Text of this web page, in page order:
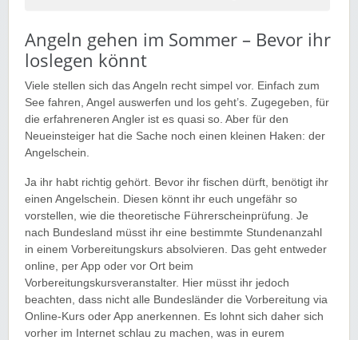
Angeln gehen im Sommer – Bevor ihr
loslegen könnt
Viele stellen sich das Angeln recht simpel vor. Einfach zum
See fahren, Angel auswerfen und los geht’s. Zugegeben, für
die erfahreneren Angler ist es quasi so. Aber für den
Neueinsteiger hat die Sache noch einen kleinen Haken: der
Angelschein.
Ja ihr habt richtig gehört. Bevor ihr fischen dürft, benötigt ihr
einen Angelschein. Diesen könnt ihr euch ungefähr so
vorstellen, wie die theoretische Führerscheinprüfung. Je
nach Bundesland müsst ihr eine bestimmte Stundenanzahl
in einem Vorbereitungskurs absolvieren. Das geht entweder
online, per App oder vor Ort beim
Vorbereitungskursveranstalter. Hier müsst ihr jedoch
beachten, dass nicht alle Bundesländer die Vorbereitung via
Online-Kurs oder App anerkennen. Es lohnt sich daher sich
vorher im Internet schlau zu machen, was in eurem